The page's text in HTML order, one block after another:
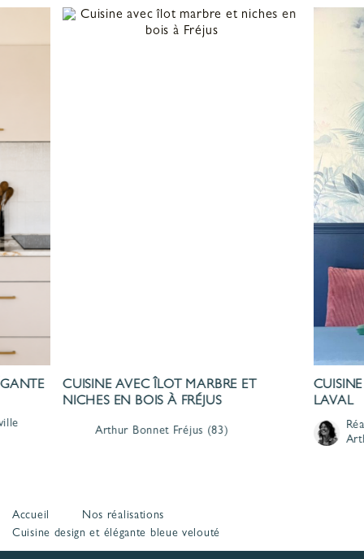
CUISINE AVEC ÎLOT MARBRE ET
NICHES EN BOIS À FRÉJUS
Arthur Bonnet Fréjus (83)
LAVAL
Accueil
Nos réalisations
Cuisine design et élégante bleue velouté